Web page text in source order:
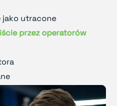
jako utracone
przez operatorów